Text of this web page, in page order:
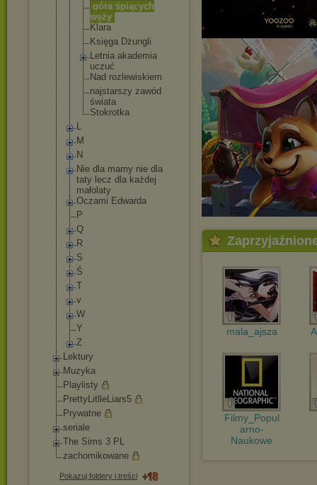
góra śpiących
węży
Klara
Księga Dżungli
Letnia akademia
uczuć
Nad rozlewiskiem
najstarszy zawód
świata
Stokrotka
L
M
N
Nie dla mamy nie dla
taty lecz dla każdej
małolaty
Oczami Edwarda
P
Q
R
S
Ś
T
v
W
Y
Z
Lektury
Muzyka
Playlisty
PrettyLitlleLiars5
Prywatne
seriale
The Sims 3 PL
zachomikowane
Pokazuj foldery i treści
mala_ajsza
Filmy_Popul
arno-
Naukowe